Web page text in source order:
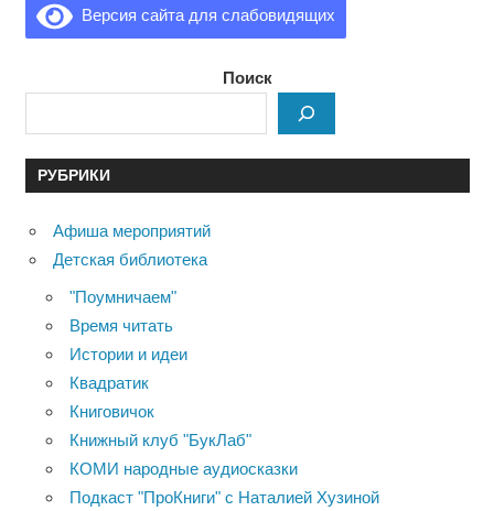
Версия сайта для слабовидящих
Поиск
РУБРИКИ
Афиша мероприятий
Детская библиотека
"Поумничаем"
Время читать
Истории и идеи
Квадратик
Книговичок
Книжный клуб "БукЛаб"
КОМИ народные аудиосказки
Подкаст "ПроКниги" с Наталией Хузиной